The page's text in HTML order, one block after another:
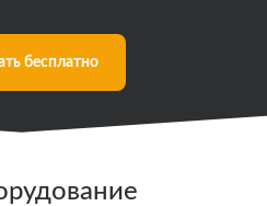
бесплатно